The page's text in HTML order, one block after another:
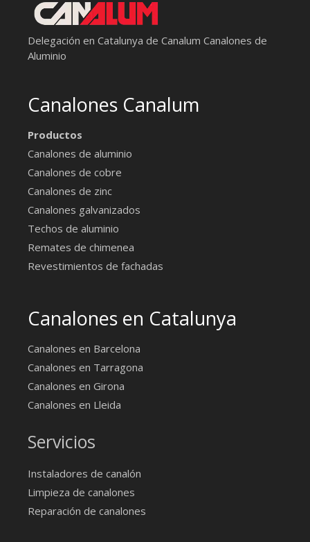
Delegación en Catalunya de Canalum Canalones de
Aluminio
Canalones Canalum
Productos
Canalones de aluminio
Canalones de cobre
Canalones de zinc
Canalones galvanizados
Techos de aluminio
Remates de chimenea
Revestimientos de fachadas
Canalones en Catalunya
Canalones en Barcelona
Canalones en Tarragona
Canalones en Girona
Canalones en Lleida
Servicios
Instaladores de canalón
Limpieza de canalones
Reparación de canalones